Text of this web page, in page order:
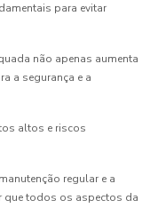
para evitar
não apenas aumenta
a segurança e a
altos e riscos
regular e a
que todos os aspectos da